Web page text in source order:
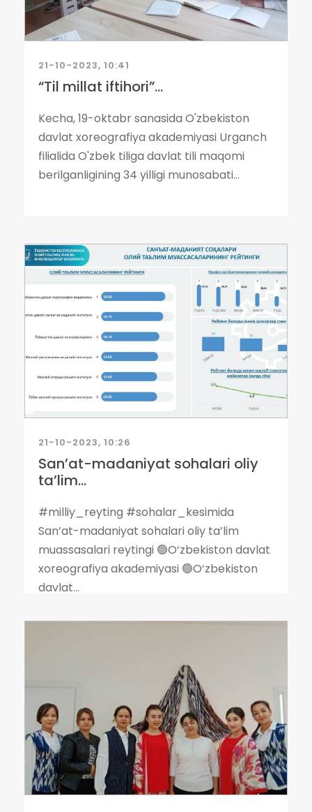
21-10-2023, 10:41
“Til millat iftihori”...
Kecha, 19-oktabr sanasida O'zbekiston
davlat xoreografiya akademiyasi Urganch
filialida O'zbek tiliga davlat tili maqomi
berilganligining 34 yilligi munosabati...
21-10-2023, 10:26
San’at-madaniyat sohalari oliy
ta’lim...
#milliy_reyting #sohalar_kesimida
San’at-madaniyat sohalari oliy ta’lim
muassasalari reytingi 🟢O‘zbekiston davlat
xoreografiya akademiyasi 🟢O‘zbekiston
davlat...